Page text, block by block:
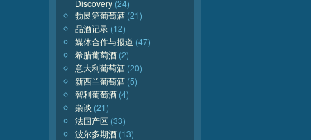
Discovery (24)
勃艮第葡萄酒 (21)
品酒记录 (12)
媒体合作与报道 (47)
希腊葡萄酒 (2)
意大利葡萄酒 (20)
新西兰葡萄酒 (5)
智利葡萄酒 (4)
杂谈 (21)
法国产区 (33)
波尔多期酒 (13)